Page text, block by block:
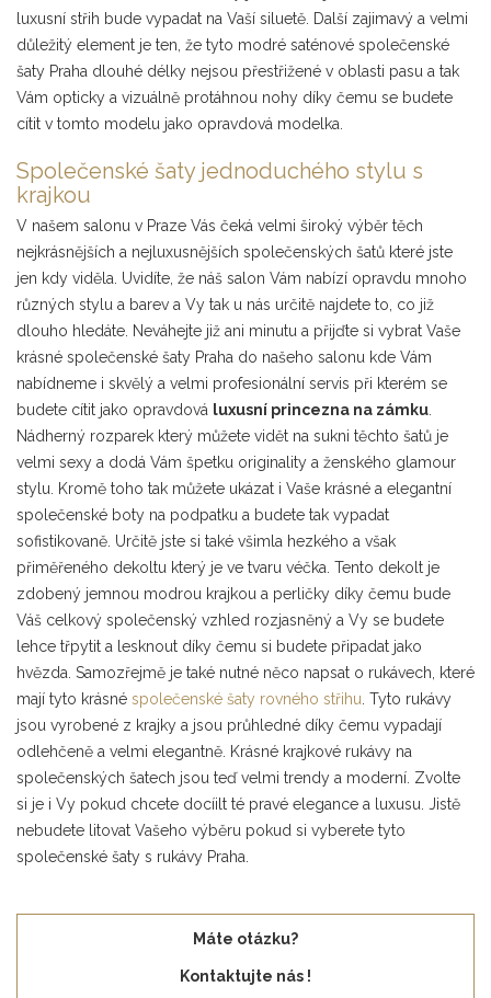
luxusní střih bude vypadat na Vaší siluetě. Další zajimavý a velmi
důležitý element je ten, že tyto modré saténové společenské
šaty Praha dlouhé délky nejsou přestřižené v oblasti pasu a tak
Vám opticky a vizuálně protáhnou nohy díky čemu se budete
cítit v tomto modelu jako opravdová modelka.
Společenské šaty jednoduchého stylu s
krajkou
V našem salonu v Praze Vás čeká velmi široký výběr těch
nejkrásnějších a nejluxusnějších společenských šatů které jste
jen kdy viděla. Uvidíte, že náš salon Vám nabízí opravdu mnoho
různých stylu a barev a Vy tak u nás určitě najdete to, co již
dlouho hledáte. Neváhejte již ani minutu a přijďte si vybrat Vaše
krásné společenské šaty Praha do našeho salonu kde Vám
nabídneme i skvělý a velmi profesionální servis při kterém se
budete cítit jako opravdová luxusní princezna na zámku
Nádherný rozparek který můžete vidět na sukni těchto šatů je
velmi sexy a dodá Vám špetku originality a ženského glamour
stylu. Kromě toho tak můžete ukázat i Vaše krásné a elegantní
společenské boty na podpatku a budete tak vypadat
sofistikovaně. Určitě jste si také všimla hezkého a však
přiměřeného dekoltu který je ve tvaru véčka. Tento dekolt je
zdobený jemnou modrou krajkou a perličky díky čemu bude
Váš celkový společenský vzhled rozjasněný a Vy se budete
lehce třpytit a lesknout díky čemu si budete připadat jako
hvězda. Samozřejmě je také nutné něco napsat o rukávech, které
mají tyto krásné společenské šaty rovného střihu . Tyto rukávy
jsou vyrobené z krajky a jsou průhledné díky čemu vypadají
odlehčeně a velmi elegantně. Krásné krajkové rukávy na
společenských šatech jsou teď velmi trendy a moderní. Zvolte
si je i Vy pokud chcete docíilt té pravé elegance a luxusu. Jistě
nebudete litovat Vašeho výběru pokud si vyberete tyto
společenské šaty s rukávy Praha.
Máte otázku?
Kontaktujte nás !